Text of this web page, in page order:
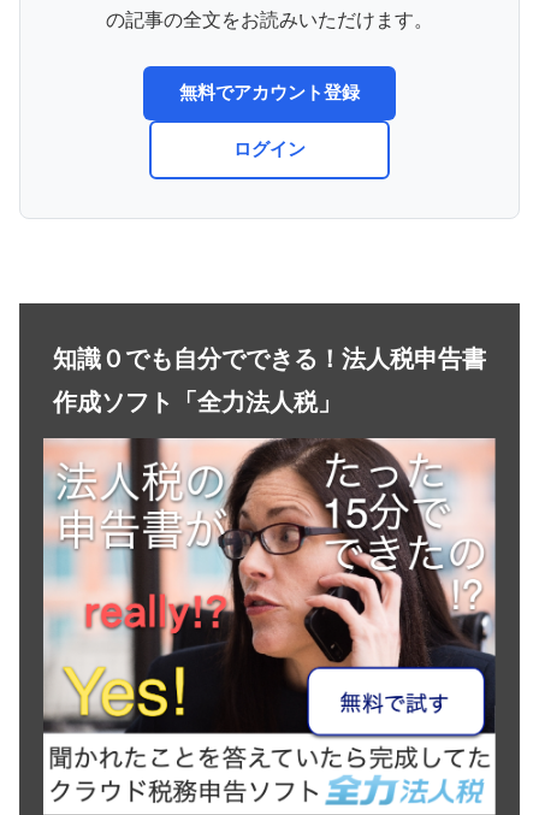
の記事の全文をお読みいただけます。
無料でアカウント登録
ログイン
知識０でも自分でできる！法人税申告書
作成ソフト「全力法人税」